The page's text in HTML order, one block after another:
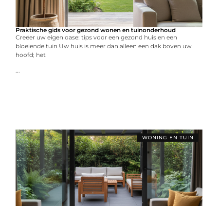
Praktische gids voor gezond wonen en tuinonderhoud
Creëer uw eigen oase: tips voor een gezond huis en een
bloeiende tuin Uw huis is meer dan alleen een dak boven uw
hoofd; het
...
WONING EN TUIN